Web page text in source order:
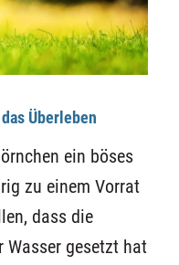
Überleben
ein böses
zu einem Vorrat
dass die
Wasser gesetzt hat